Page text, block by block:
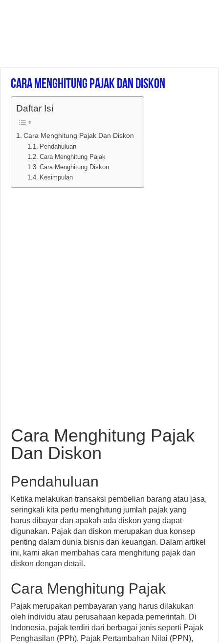
Cara Menghitung Pajak Dan Diskon
Daftar Isi
Cara Menghitung Pajak Dan Diskon
Pendahuluan
Cara Menghitung Pajak
Cara Menghitung Diskon
Kesimpulan
Cara Menghitung Pajak
Dan Diskon
Pendahuluan
Ketika melakukan transaksi pembelian barang atau jasa,
seringkali kita perlu menghitung jumlah pajak yang
harus dibayar dan apakah ada diskon yang dapat
digunakan. Pajak dan diskon merupakan dua konsep
penting dalam dunia bisnis dan keuangan. Dalam artikel
ini, kami akan membahas cara menghitung pajak dan
diskon dengan detail.
Cara Menghitung Pajak
Pajak merupakan pembayaran yang harus dilakukan
oleh individu atau perusahaan kepada pemerintah. Di
Indonesia, pajak terdiri dari berbagai jenis seperti Pajak
Penghasilan (PPh), Pajak Pertambahan Nilai (PPN),